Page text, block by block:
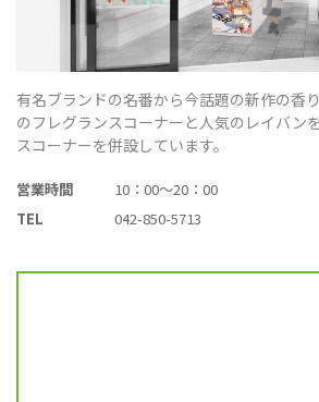
有名ブランドの名番から今話題の新作の香
のフレグランスコーナーと人気のレイバン
スコーナーを併設しています。
営業時間
10：00～20：00
TEL
042-850-5713